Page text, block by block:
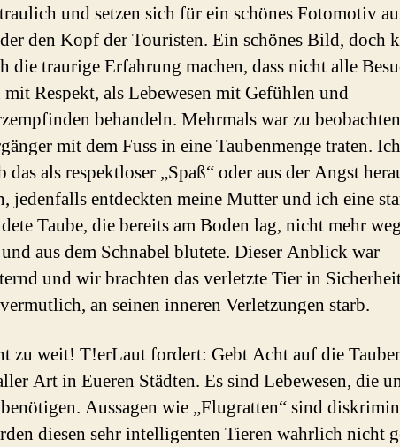
und setzen sich für ein schönes Fotomotiv
den Kopf der Touristen. Ein schönes Bild, doch
die traurige Erfahrung machen, dass nicht alle
mit Respekt, als Lebewesen mit Gefühlen und
behandeln. Mehrmals war zu
mit dem Fuss in eine Taubenmenge traten.
das als respektloser „Spaß“ oder aus der Angst
jedenfalls entdeckten meine Mutter und ich eine
Taube, die bereits am Boden lag, nicht mehr
aus dem Schnabel blutete. Dieser Anblick war
und wir brachten das verletzte Tier in
an seinen inneren Verletzungen starb.
zu weit! T!erLaut fordert: Gebt Acht auf die
Art in Eueren Städten. Es sind Lebewesen, die
Aussagen wie „Flugratten“ sind
diesen sehr intelligenten Tieren wahrlich nicht